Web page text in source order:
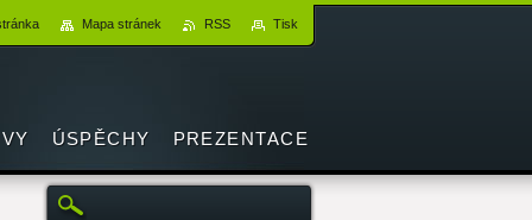
ÚSPĚCHY PREZENTACE
Mapa stránek RSS Tisk